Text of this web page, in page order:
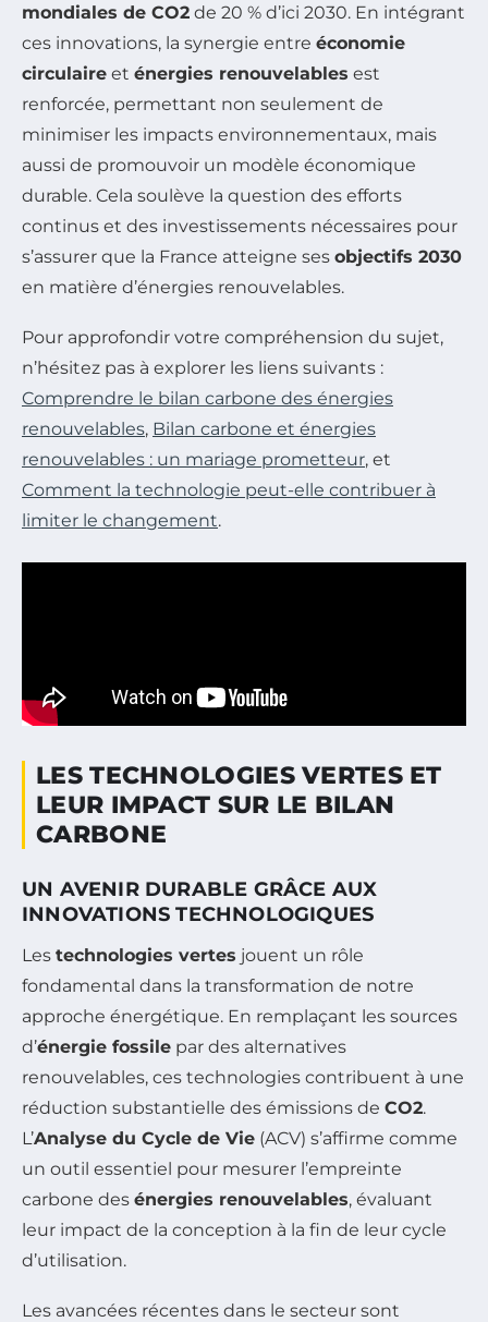
mondiales de CO2 de 20 % d’ici 2030. En intégrant
ces innovations, la synergie entre économie
circulaire et énergies renouvelables est
renforcée, permettant non seulement de
minimiser les impacts environnementaux, mais
aussi de promouvoir un modèle économique
durable. Cela soulève la question des efforts
continus et des investissements nécessaires pour
s’assurer que la France atteigne ses objectifs 2030
en matière d’énergies renouvelables.
Pour approfondir votre compréhension du sujet,
n’hésitez pas à explorer les liens suivants :
Comprendre le bilan carbone des énergies
renouvelables, Bilan carbone et énergies
renouvelables : un mariage prometteur, et
Comment la technologie peut-elle contribuer à
limiter le changement.
LES TECHNOLOGIES VERTES ET
LEUR IMPACT SUR LE BILAN
CARBONE
UN AVENIR DURABLE GRÂCE AUX
INNOVATIONS TECHNOLOGIQUES
Les technologies vertes jouent un rôle
fondamental dans la transformation de notre
approche énergétique. En remplaçant les sources
d’énergie fossile par des alternatives
renouvelables, ces technologies contribuent à une
réduction substantielle des émissions de CO2.
L’Analyse du Cycle de Vie (ACV) s’affirme comme
un outil essentiel pour mesurer l’empreinte
carbone des énergies renouvelables, évaluant
leur impact de la conception à la fin de leur cycle
d’utilisation.
Les avancées récentes dans le secteur sont